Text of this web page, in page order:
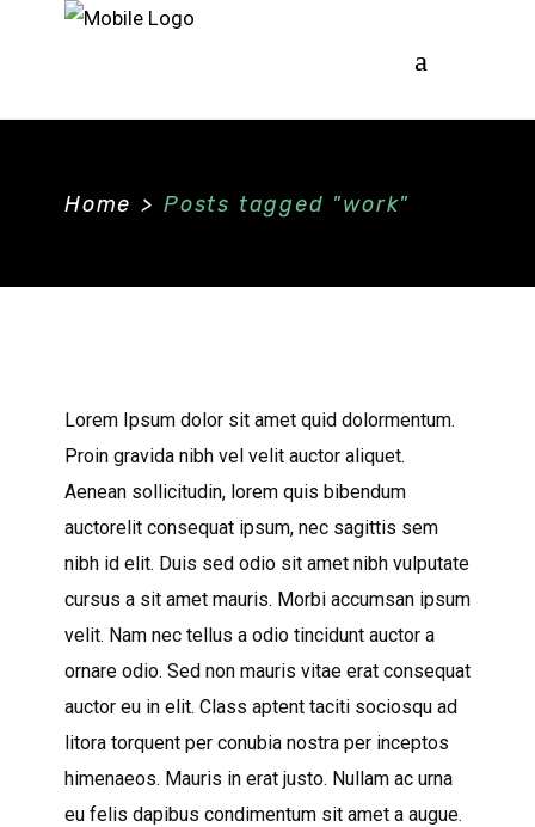
Home > Posts tagged "work"
Lorem Ipsum dolor sit amet quid dolormentum.
Proin gravida nibh vel velit auctor aliquet.
Aenean sollicitudin, lorem quis bibendum
auctorelit consequat ipsum, nec sagittis sem
nibh id elit. Duis sed odio sit amet nibh vulputate
cursus a sit amet mauris. Morbi accumsan ipsum
velit. Nam nec tellus a odio tincidunt auctor a
ornare odio. Sed non mauris vitae erat consequat
auctor eu in elit. Class aptent taciti sociosqu ad
litora torquent per conubia nostra per inceptos
himenaeos. Mauris in erat justo. Nullam ac urna
eu felis dapibus condimentum sit amet a augue.